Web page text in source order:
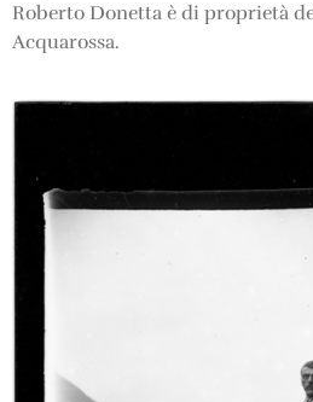
Roberto Donetta è di proprietà
Acquarossa.